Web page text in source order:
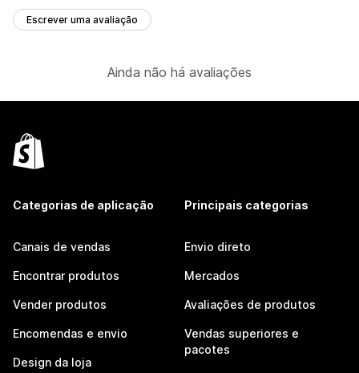
Escrever uma avaliação
Ainda não há avaliações
Categorias de aplicação
Canais de vendas
Encontrar produtos
Vender produtos
Encomendas e envio
Design da loja
Principais categorias
Envio direto
Mercados
Avaliações de produtos
Vendas superiores e
pacotes